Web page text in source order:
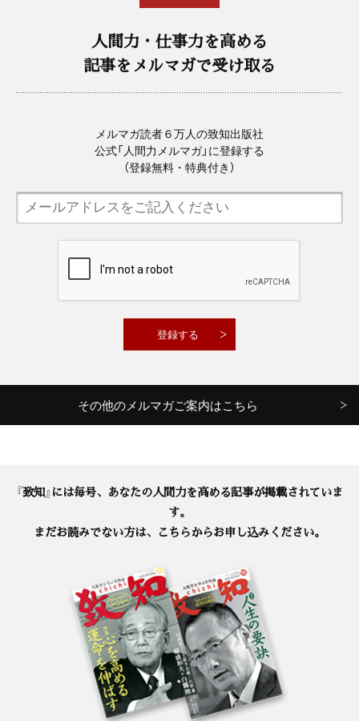
人間力・仕事力を高める
記事をメルマガで受け取る
メルマガ読者６万人の致知出版社
公式「人間力メルマガ」に登録する
（登録無料・特典付き）
その他のメルマガご案内はこちら
『致知』には毎号、あなたの人間力を高める記事が掲載されていま
す。
まだお読みでない方は、こちらからお申し込みください。